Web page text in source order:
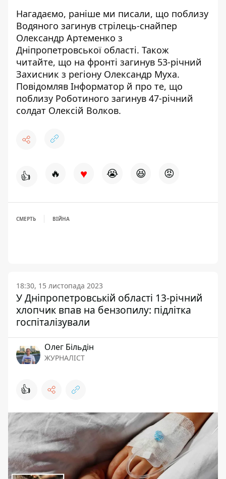
Нагадаємо, раніше ми писали, що поблизу
Водяного загинув стрілець-снайпер
Олександр Артеменко з
Дніпропетровської області. Також
читайте, що на фронті загинув 53-річний
Захисник з регіону Олександр Муха.
Повідомляв Інформатор й про те, що
поблизу Роботиного загинув 47-річний
солдат Олексій Волков.
👍 🔥 ♥ 😭 😆 😡
СМЕРТЬ ВІЙНА
18:30, 15 листопада 2023
У Дніпропетровській області 13-річний
хлопчик впав на бензопилу: підлітка
госпіталізували
Олег Більдін
ЖУРНАЛІСТ
👍